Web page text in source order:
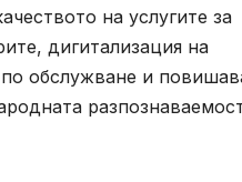
на услугите за
дигитализация на
обслужване и